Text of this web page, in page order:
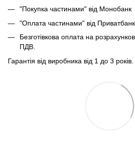
"Покупка частинами" від Монобанк
"Оплата частинами" від Приватбанк
Безготівкова оплата на
ПДВ.
Гарантія від виробника від 1 до 3 років.